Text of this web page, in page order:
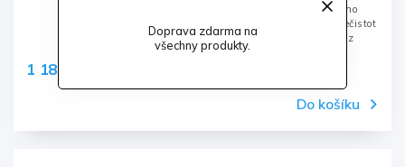
Doprava zdarma na
všechny produkty.
1 180 Kč
Do košíku
Hloubkový čistič pórů První krok hloubkového
čištění pokožky. Velmi účinný "vysavač" nečistot
a přebytečné kožního mazu. Jemná masáž z
produktu vytvoří aktivní emulzi, která...